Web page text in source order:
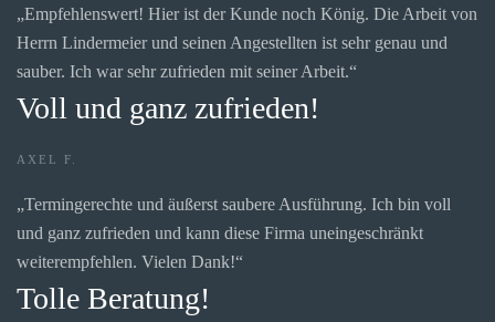
„Empfehlenswert! Hier ist der Kunde noch König. Die Arbeit von
Herrn Lindermeier und seinen Angestellten ist sehr genau und
sauber. Ich war sehr zufrieden mit seiner Arbeit.“
Voll und ganz zufrieden!
AXEL F.
„Termingerechte und äußerst saubere Ausführung. Ich bin voll
und ganz zufrieden und kann diese Firma uneingeschränkt
weiterempfehlen. Vielen Dank!“
Tolle Beratung!